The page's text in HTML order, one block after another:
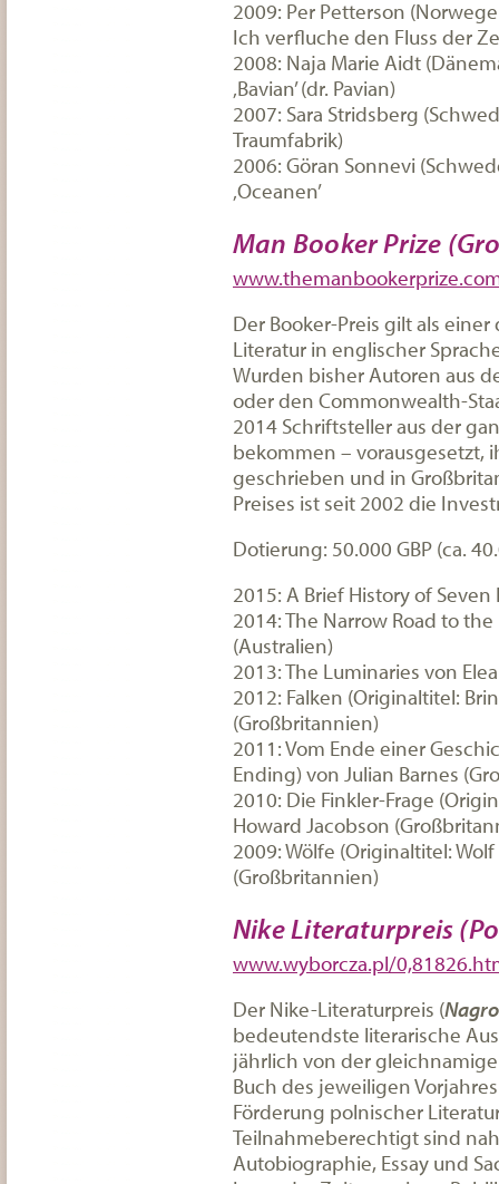
2009: Per Petterson
Ich verfluche den Fluss der
2008: Naja Marie Aidt
‚Bavian’ (dr. Pavian)
2007: Sara Stridsberg
Traumfabrik)
2006: Göran Sonnevi
‚Oceanen’
Man Booker Prize
Der Booker-Preis gilt als
Literatur in englischer
Wurden bisher Autoren aus
oder den Commonwealth-
2014 Schriftsteller aus der
bekommen – vorausgesetzt,
geschrieben und in
Preises ist seit 2002 die
Dotierung: 50.000 GBP (ca.
2015: A Brief History of
2014: The Narrow Road to
(Australien)
2013: The Luminaries von
2012: Falken (Originaltitel:
(Großbritannien)
2011: Vom Ende einer
Ending) von Julian Barnes
2010: Die Finkler-Frage
Howard Jacobson
2009: Wölfe (Originaltitel:
(Großbritannien)
Nike Literaturpreis
www.wyborcza.pl/
Der Nike-Literaturpreis (
bedeutendste literarische
jährlich von der
Buch des jeweiligen
Förderung polnischer
Teilnahmeberechtigt sind
Autobiographie, Essay und